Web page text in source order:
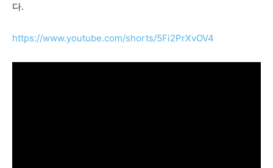
다.
https://www.youtube.com/shorts/5Fi2PrXvOV4